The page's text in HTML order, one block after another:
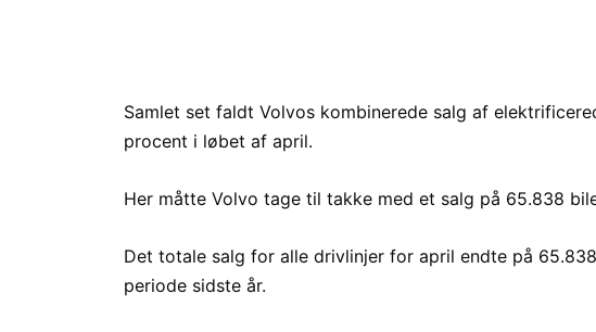
Samlet set faldt Volvos kombinerede salg af
procent i løbet af april.
Her måtte Volvo tage til takke med et salg på 65.838
Det totale salg for alle drivlinjer for april endte på
periode sidste år.